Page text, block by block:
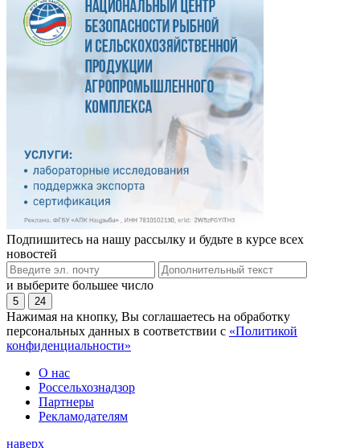
Подпишитесь на нашу рассылку и будьте в курсе всех
новостей
и выберите большее число
5 24
Нажимая на кнопку, Вы соглашаетесь на обработку
персональных данных в соответствии с «Политикой
конфиденциальности»
О нас
Россельхознадзор
Партнеры
Рекламодателям
наверх